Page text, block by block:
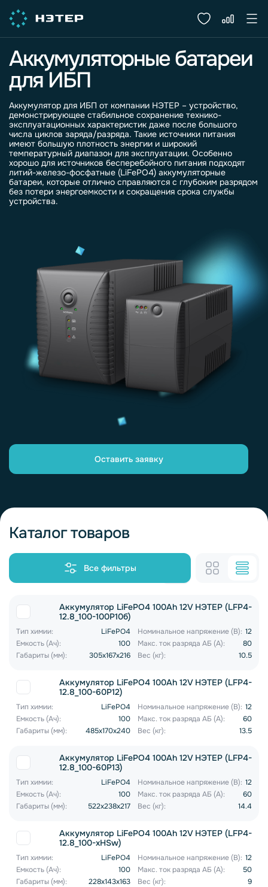
Аккумуляторные батареи
для ИБП
Аккумулятор для ИБП от компании НЭТЕР – устройство,
демонстрирующее стабильное сохранение технико-
эксплуатационных характеристик даже после большого
числа циклов заряда/разряда. Такие источники питания
имеют большую плотность энергии и широкий
температурный диапазон для эксплуатации. Особенно
хорошо для источников бесперебойного питания подходят
литий-железо-фосфатные (LiFePO4) аккумуляторные
батареи, которые отлично справляются с глубоким разрядом
без потери энергоемкости и сокращения срока службы
устройства.
Оставить заявку
Каталог товаров
Все фильтры
Аккумулятор LiFePO4 100Ah 12V НЭТЕР (LFP4-
12.8_100-100P10б)
Тип химии: LiFePO4 Номинальное напряжение (В): 12
Емкость (Ач):
100 Макс. ток разряда АБ (А):
80
Габариты (мм):
305x167x216 Вес (кг): 10.5
Аккумулятор LiFePO4 100Ah 12V НЭТЕР (LFP4-
12.8_100-60P12)
Тип химии: LiFePO4 Номинальное напряжение (В): 12
Емкость (Ач):
100 Макс. ток разряда АБ (А):
60
Габариты (мм):
485x170x240 Вес (кг): 13.5
Аккумулятор LiFePO4 100Ah 12V НЭТЕР (LFP4-
12.8_100-60P13)
Тип химии: LiFePO4 Номинальное напряжение (В): 12
Емкость (Ач):
100 Макс. ток разряда АБ (А):
60
Габариты (мм):
522x238x217 Вес (кг): 14.4
Аккумулятор LiFePO4 100Ah 12V НЭТЕР (LFP4-
12.8_100-xHSw)
Тип химии: LiFePO4 Номинальное напряжение (В): 12
Емкость (Ач):
100 Макс. ток разряда АБ (А):
50
Габариты (мм):
228x143x163 Вес (кг): 9